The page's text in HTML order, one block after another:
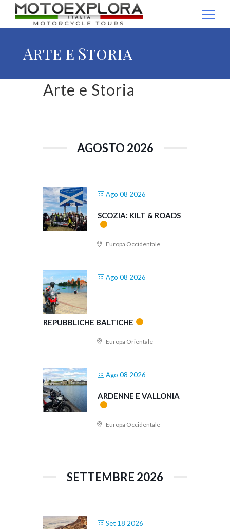
Arte e Storia
Arte e Storia
AGOSTO 2026
Ago 08 2026
SCOZIA: KILT & ROADS
Europa Occidentale
Ago 08 2026
REPUBBLICHE BALTICHE
Europa Orientale
Ago 08 2026
ARDENNE E VALLONIA
Europa Occidentale
SETTEMBRE 2026
Set 18 2026